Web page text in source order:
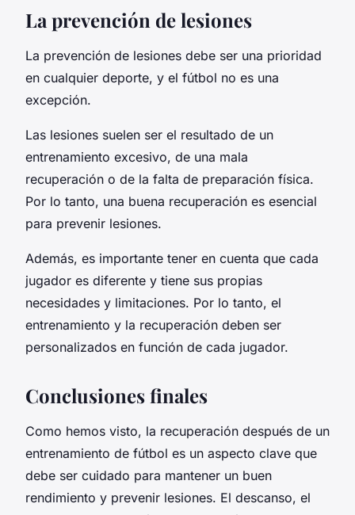
La prevención de lesiones
La prevención de lesiones debe ser una prioridad
en cualquier deporte, y el fútbol no es una
excepción.
Las lesiones suelen ser el resultado de un
entrenamiento excesivo, de una mala
recuperación o de la falta de preparación física.
Por lo tanto, una buena recuperación es esencial
para prevenir lesiones.
Además, es importante tener en cuenta que cada
jugador es diferente y tiene sus propias
necesidades y limitaciones. Por lo tanto, el
entrenamiento y la recuperación deben ser
personalizados en función de cada jugador.
Conclusiones finales
Como hemos visto, la recuperación después de un
entrenamiento de fútbol es un aspecto clave que
debe ser cuidado para mantener un buen
rendimiento y prevenir lesiones. El descanso, el